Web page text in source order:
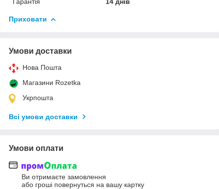
Приховати
Умови доставки
Нова Пошта
Магазини Rozetka
Укрпошта
Всі умови доставки
Умови оплати
Ви отримаєте замовлення
або гроші повернуться на вашу картку